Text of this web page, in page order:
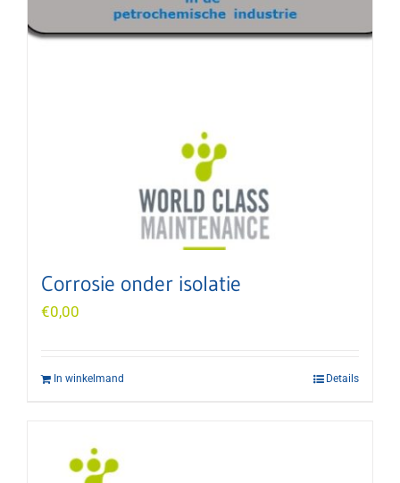
Corrosie onder isolatie
€0,00
In winkelmand Details